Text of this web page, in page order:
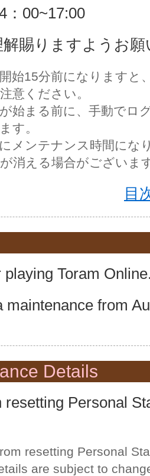
：00~17:00
賜りますようお
始15分前になりますと
意ください。
始まる前に、手動でロ
す。
メンテナンス時間にな
消える場合がございま
目
Toram
maintenance from
Details
resetting Personal
resetting Personal
are subject to